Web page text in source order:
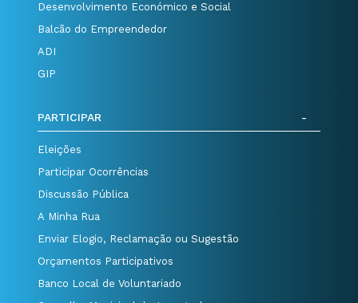
Desenvolvimento Económico e Social
Balcão do Empreendedor
ADI
GIP
PARTICIPAR
Eleições
Participar Ocorrências
Discussão Pública
A Minha Rua
Enviar Elogio, Reclamação ou Sugestão
Orçamentos Participativos
Banco Local de Voluntariado